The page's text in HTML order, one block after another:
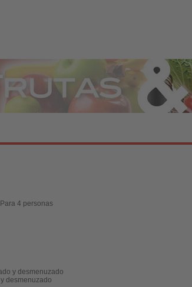
Para 4 personas
y desmenuzado
desmenuzado